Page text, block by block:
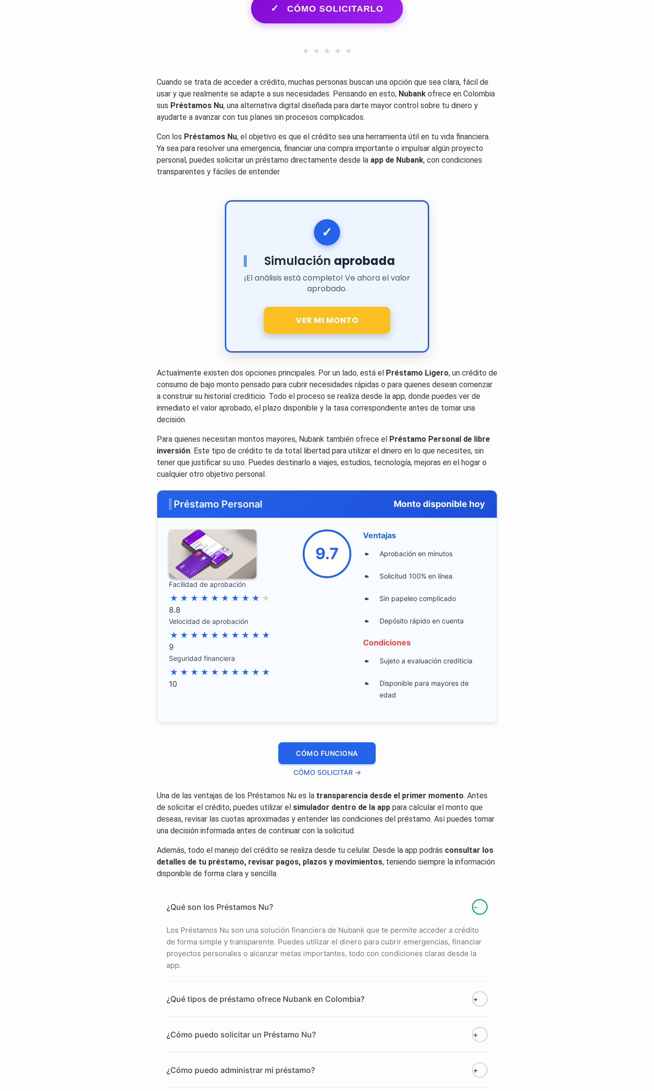
CÓMO SOLICITARLO
★ ★ ★ ★ ★
Cuando se trata de acceder a crédito, muchas personas buscan una opción que sea clara, fácil de
usar y que realmente se adapte a sus necesidades. Pensando en esto, Nubank ofrece en Colombia
sus Préstamos Nu, una alternativa digital diseñada para darte mayor control sobre tu dinero y
ayudarte a avanzar con tus planes sin procesos complicados.
Con los Préstamos Nu, el objetivo es que el crédito sea una herramienta útil en tu vida financiera.
Ya sea para resolver una emergencia, financiar una compra importante o impulsar algún proyecto
personal, puedes solicitar un préstamo directamente desde la app de Nubank, con condiciones
transparentes y fáciles de entender.
Simulación aprobada
¡El análisis está completo! Ve ahora el valor
aprobado.
VER MI MONTO
Actualmente existen dos opciones principales. Por un lado, está el Préstamo Ligero, un crédito de
consumo de bajo monto pensado para cubrir necesidades rápidas o para quienes desean comenzar
a construir su historial crediticio. Todo el proceso se realiza desde la app, donde puedes ver de
inmediato el valor aprobado, el plazo disponible y la tasa correspondiente antes de tomar una
decisión.
Para quienes necesitan montos mayores, Nubank también ofrece el Préstamo Personal de libre
inversión. Este tipo de crédito te da total libertad para utilizar el dinero en lo que necesites, sin
tener que justificar su uso. Puedes destinarlo a viajes, estudios, tecnología, mejoras en el hogar o
cualquier otro objetivo personal.
Préstamo Personal Monto disponible hoy
Facilidad de aprobación
★ ★ ★ ★ ★ ★ ★ ★ ★ ★
8.8
Velocidad de aprobación
★ ★ ★ ★ ★ ★ ★ ★ ★ ★
9
Seguridad financiera
★ ★ ★ ★ ★ ★ ★ ★ ★ ★
10
9.7
Ventajas
Aprobación en minutos
Solicitud 100% en línea
Sin papeleo complicado
Depósito rápido en cuenta
Condiciones
Sujeto a evaluación crediticia
Disponible para mayores de
edad
CÓMO FUNCIONA
CÓMO SOLICITAR →
Una de las ventajas de los Préstamos Nu es la transparencia desde el primer momento. Antes
de solicitar el crédito, puedes utilizar el simulador dentro de la app para calcular el monto que
deseas, revisar las cuotas aproximadas y entender las condiciones del préstamo. Así puedes tomar
una decisión informada antes de continuar con la solicitud.
Además, todo el manejo del crédito se realiza desde tu celular. Desde la app podrás consultar los
detalles de tu préstamo, revisar pagos, plazos y movimientos, teniendo siempre la información
disponible de forma clara y sencilla.
¿Qué son los Préstamos Nu? −
Los Préstamos Nu son una solución financiera de Nubank que te permite acceder a crédito
de forma simple y transparente. Puedes utilizar el dinero para cubrir emergencias, financiar
proyectos personales o alcanzar metas importantes, todo con condiciones claras desde la
app.
¿Qué tipos de préstamo ofrece Nubank en Colombia? +
¿Cómo puedo solicitar un Préstamo Nu? +
¿Cómo puedo administrar mi préstamo? +